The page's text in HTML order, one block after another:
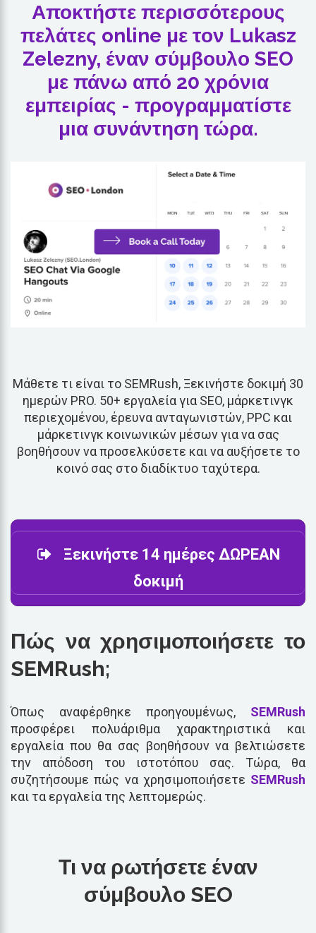
Αποκτήστε περισσότερους
πελάτες online με τον Lukasz
Zelezny, έναν σύμβουλο SEO
με πάνω από 20 χρόνια
εμπειρίας - προγραμματίστε
μια συνάντηση τώρα.
Μάθετε τι είναι το SEMRush, Ξεκινήστε δοκιμή 30
ημερών PRO. 50+ εργαλεία για SEO, μάρκετινγκ
περιεχομένου, έρευνα ανταγωνιστών, PPC και
μάρκετινγκ κοινωνικών μέσων για να σας
βοηθήσουν να προσελκύσετε και να αυξήσετε το
κοινό σας στο διαδίκτυο ταχύτερα.
Ξεκινήστε 14 ημέρες ΔΩΡΕΑΝ
δοκιμή
Πώς να χρησιμοποιήσετε το
SEMRush;
Όπως αναφέρθηκε προηγουμένως, SEMRush
προσφέρει πολυάριθμα χαρακτηριστικά και
εργαλεία που θα σας βοηθήσουν να βελτιώσετε
την απόδοση του ιστοτόπου σας. Τώρα, θα
συζητήσουμε πώς να χρησιμοποιήσετε SEMRush
και τα εργαλεία της λεπτομερώς.
Τι να ρωτήσετε έναν
σύμβουλο SEO